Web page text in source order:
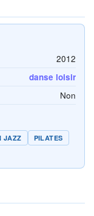
2012
danse loisir
Non
JAZZ
PILATES